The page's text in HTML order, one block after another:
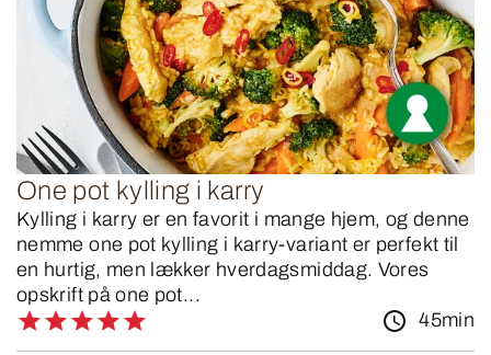
One pot kylling i karry
Kylling i karry er en favorit i mange hjem, og denne
nemme one pot kylling i karry-variant er perfekt til
en hurtig, men lækker hverdagsmiddag. Vores
opskrift på one pot...
45min